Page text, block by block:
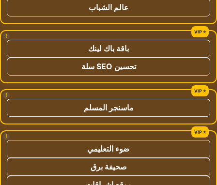
عالم الشباب
!
باقة باك لينك
تحسين SEO سلة
!
ماسنجر المسلم
!
ضوء التعليمي
صحيفة برق